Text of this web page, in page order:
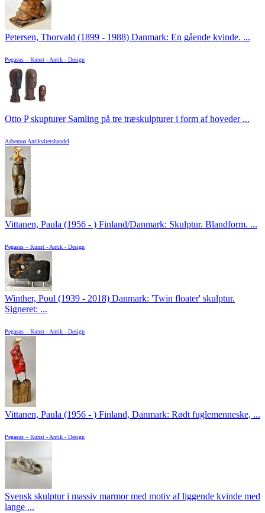
Petersen, Thorvald (1899 - 1988) Danmark: En gående kvinde. ...
Pegasus – Kunst - Antik - Design
Otto P skupturer Samling på tre træskulpturer i form af hoveder ...
Aabenraa Antikvitetshandel
Vittanen, Paula (1956 - ) Finland/Danmark: Skulptur. Blandform. ...
Pegasus – Kunst - Antik - Design
Winther, Poul (1939 - 2018) Danmark: 'Twin floater' skulptur.
Signeret: ...
Pegasus – Kunst - Antik - Design
Vittanen, Paula (1956 - ) Finland, Danmark: Rødt fuglemenneske, ...
Pegasus – Kunst - Antik - Design
Svensk skulptur i massiv marmor med motiv af liggende kvinde med
lange ...